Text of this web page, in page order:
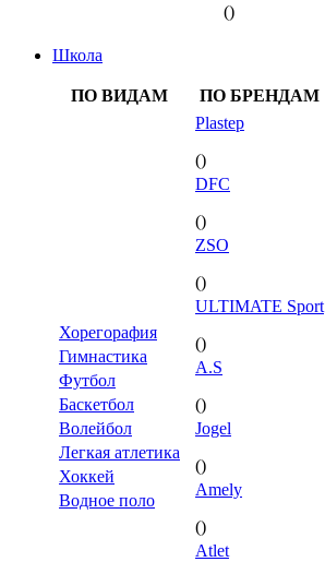
()
Школа
ПО ВИДАМ ПО БРЕНДАМ
Хорегорафия
Гимнастика
Футбол
Баскетбол
Волейбол
Легкая атлетика
Хоккей
Водное поло
Plastep
()
DFC
()
ZSO
()
ULTIMATE Sport
()
A.S
()
Jogel
()
Amely
()
Atlet